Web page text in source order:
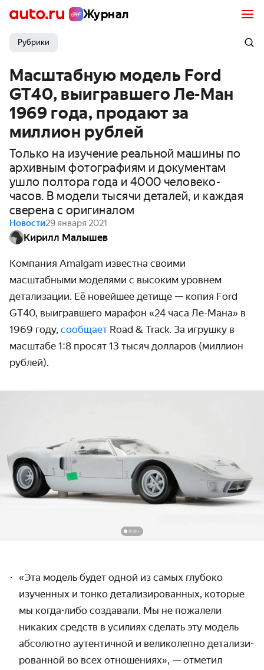
Журнал
Рубрики
Масштабную модель Ford
GT40, выигравшего Ле-Ман
1969 года, продают за
миллион рублей
Только на изучение реальной машины по
архивным фотографиям и документам
ушло полтора года и 4000 человеко-
часов. В модели тысячи деталей, и каждая
сверена с оригиналом
Новости29 января 2021
Кирилл Малышев
Компания Amalgam известна своими
масштабными моделями с высоким уровнем
детали­зации. Её новейшее детище — копия Ford
GT40, выигравшего марафон «24 часа Ле-Мана» в
1969 году, сообщает Road & Track. За игрушку в
масштабе 1:8 просят 13 тысяч долларов (миллион
рублей).
«Эта модель будет одной из самых глубоко
изученных и тонко детали­зированных, которые
мы когда-либо создавали. Мы не пожалели
никаких средств в усилиях сделать эту модель
абсолютно аутентичной и велико­лепно детализи­
рованной во всех отношениях», — отметил